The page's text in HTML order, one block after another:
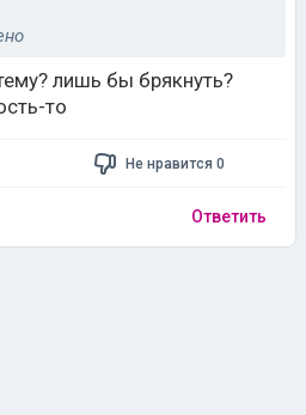
лишь бы брякнуть?
то
Не нравится 0
Ответить